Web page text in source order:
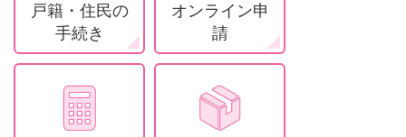
戸籍・住民の
手続き
オンライン申
請